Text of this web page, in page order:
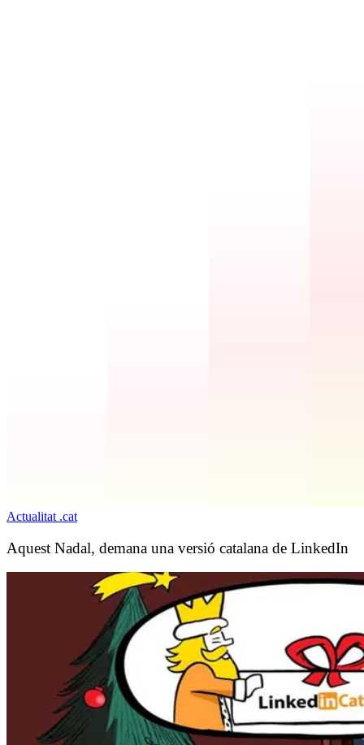
Actualitat .cat
Aquest Nadal, demana una versió catalana de LinkedIn